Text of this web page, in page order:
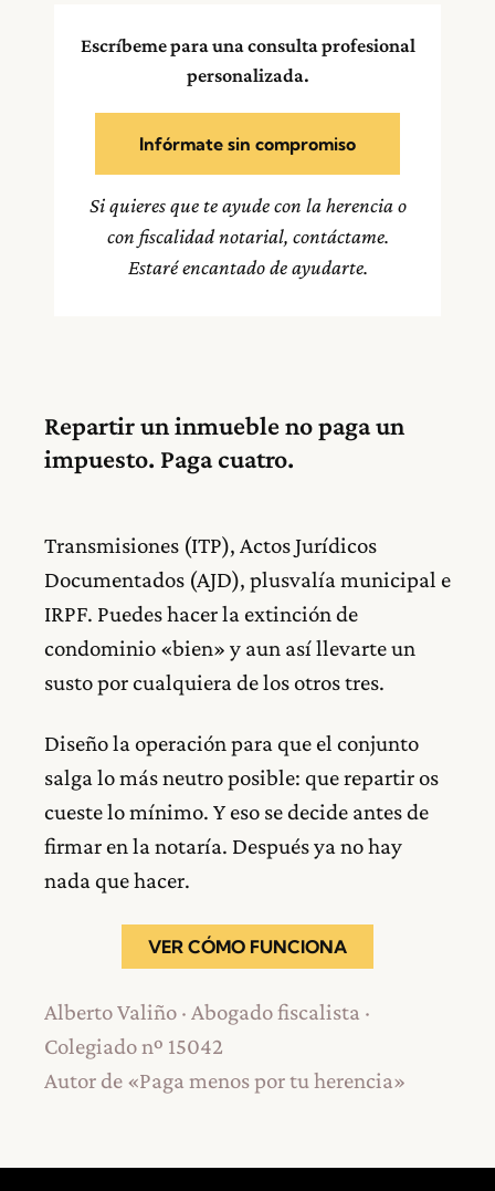
Escríbeme para una consulta profesional
personalizada.
Infórmate sin compromiso
Si quieres que te ayude con la herencia o
con fiscalidad notarial, contáctame.
Estaré encantado de ayudarte.
Repartir un inmueble no paga un
impuesto. Paga cuatro.
Transmisiones (ITP), Actos Jurídicos
Documentados (AJD), plusvalía municipal e
IRPF. Puedes hacer la extinción de
condominio «bien» y aun así llevarte un
susto por cualquiera de los otros tres.
Diseño la operación para que el conjunto
salga lo más neutro posible: que repartir os
cueste lo mínimo. Y eso se decide antes de
firmar en la notaría. Después ya no hay
nada que hacer.
VER CÓMO FUNCIONA
Alberto Valiño · Abogado fiscalista ·
Colegiado nº 15042
Autor de «Paga menos por tu herencia»